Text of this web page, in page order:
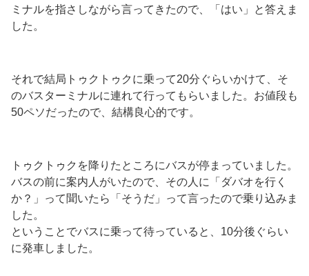
ミナルを指さしながら言ってきたので、「はい」と答えま
した。
それで結局トゥクトゥクに乗って20分ぐらいかけて、そ
のバスターミナルに連れて行ってもらいました。お値段も
50ペソだったので、結構良心的です。
トゥクトゥクを降りたところにバスが停まっていました。
バスの前に案内人がいたので、その人に「ダバオを行く
か？」って聞いたら「そうだ」って言ったので乗り込みま
した。
ということでバスに乗って待っていると、10分後ぐらい
に発車しました。